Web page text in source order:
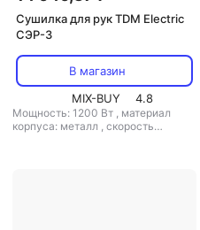
Сушилка для рук TDM Electric
СЭР-3
В магазин
MIX-BUY
4.8
Мощность: 1200 Вт , материал
корпуса: металл , скорость